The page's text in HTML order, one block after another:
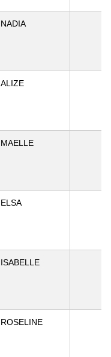
NADIA
ALIZE
MAELLE
ELSA
ISABELLE
ROSELINE